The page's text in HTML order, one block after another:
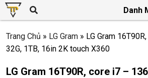
Danh
Trang Chủ » LG Gram » LG Gram
32G, 1TB, 16in 2K touch X360
LG Gram 16T90R, core i7 –